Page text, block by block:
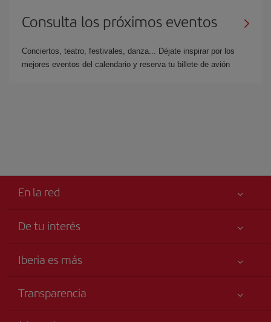
Consulta los próximos eventos
Conciertos, teatro, festivales, danza... Déjate inspirar por los
mejores eventos del calendario y reserva tu billete de avión
En la red
De tu interés
Tu seguridad es lo primero
Iberia es más
Talento a bordo
Grupo Iberia
Transparencia